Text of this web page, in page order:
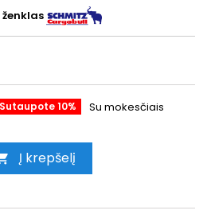
ženklas
Sutaupote 10%
Su mokesčiais
Į krepšelį